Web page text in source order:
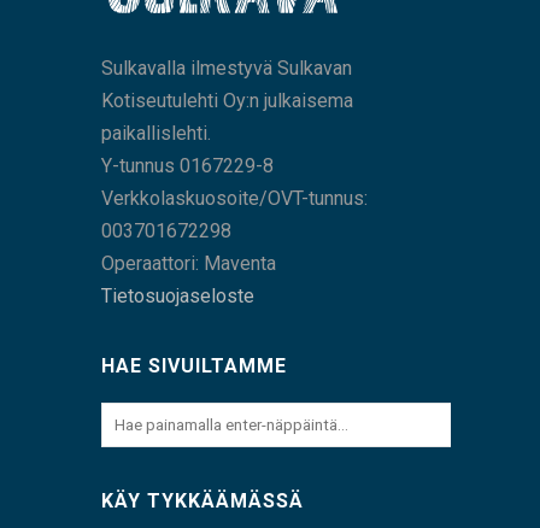
Sulkavalla ilmestyvä Sulkavan
Kotiseutulehti Oy:n julkaisema
paikallislehti.
Y-tunnus 0167229-8
Verkkolaskuosoite/OVT-tunnus:
003701672298
Operaattori: Maventa
Tietosuojaseloste
HAE SIVUILTAMME
KÄY TYKKÄÄMÄSSÄ